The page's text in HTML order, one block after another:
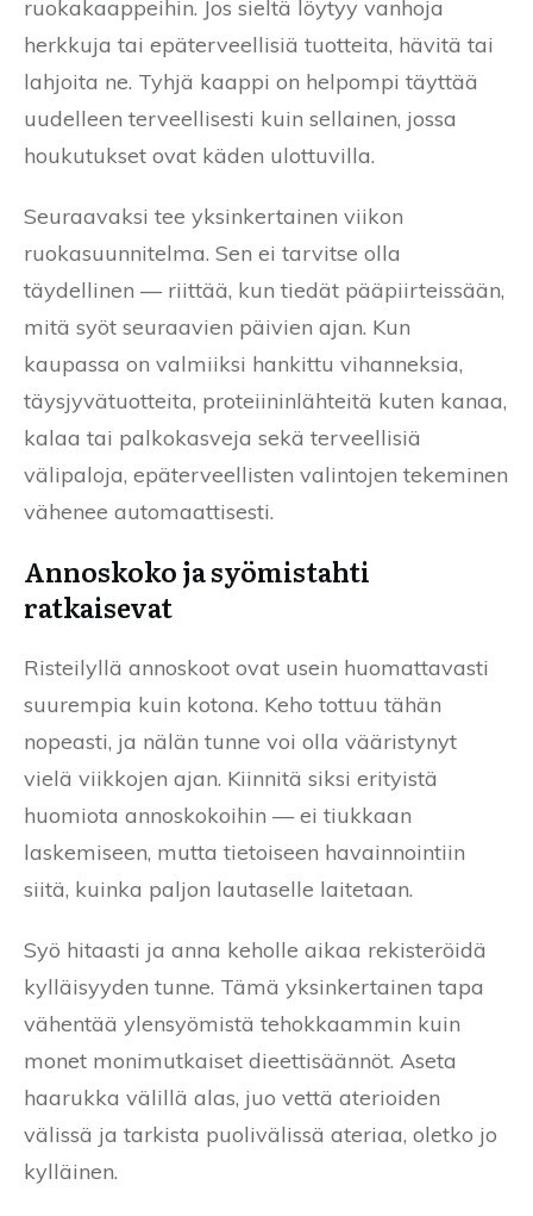
ruokakaappeihin. Jos sieltä löytyy vanhoja
herkkuja tai epäterveellisiä tuotteita, hävitä tai
lahjoita ne. Tyhjä kaappi on helpompi täyttää
uudelleen terveellisesti kuin sellainen, jossa
houkutukset ovat käden ulottuvilla.
Seuraavaksi tee yksinkertainen viikon
ruokasuunnitelma. Sen ei tarvitse olla
täydellinen — riittää, kun tiedät pääpiirteissään,
mitä syöt seuraavien päivien ajan. Kun
kaupassa on valmiiksi hankittu vihanneksia,
täysjyvätuotteita, proteiininlähteitä kuten kanaa,
kalaa tai palkokasveja sekä terveellisiä
välipaloja, epäterveellisten valintojen tekeminen
vähenee automaattisesti.
Annoskoko ja syömistahti
ratkaisevat
Risteilyllä annoskoot ovat usein huomattavasti
suurempia kuin kotona. Keho tottuu tähän
nopeasti, ja nälän tunne voi olla vääristynyt
vielä viikkojen ajan. Kiinnitä siksi erityistä
huomiota annoskokoihin — ei tiukkaan
laskemiseen, mutta tietoiseen havainnointiin
siitä, kuinka paljon lautaselle laitetaan.
Syö hitaasti ja anna keholle aikaa rekisteröidä
kylläisyyden tunne. Tämä yksinkertainen tapa
vähentää ylensyömistä tehokkaammin kuin
monet monimutkaiset dieettisäännöt. Aseta
haarukka välillä alas, juo vettä aterioiden
välissä ja tarkista puolivälissä ateriaa, oletko jo
kylläinen.